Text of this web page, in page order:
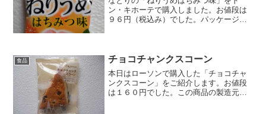
ン・キホーテで購入しました。お値段は
９６円（税込み）でした。パッケージ見
なそうです。パッケージとは...
食品 チョコチャンクスコーン
本日はローソンで購入した「チョコチャ
ンクスコーン」をご紹介します。お値段
は１６０円でした。この商品の製造元は